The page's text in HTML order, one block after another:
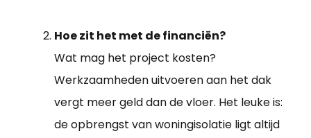
Hoe zit het met de financiën?
Wat mag het project kosten?
Werkzaamheden uitvoeren aan het dak
vergt meer geld dan de vloer. Het leuke is:
de opbrengst van woningisolatie ligt altijd